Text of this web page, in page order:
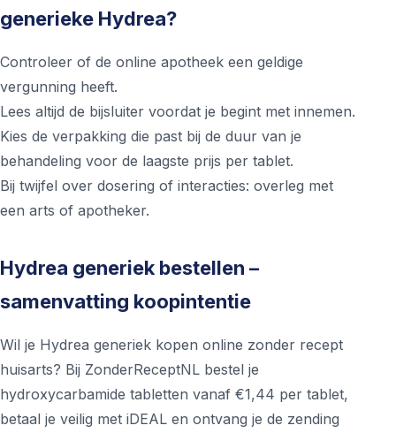
generieke Hydrea?
Controleer of de online apotheek een geldige
vergunning heeft.
Lees altijd de bijsluiter voordat je begint met innemen.
Kies de verpakking die past bij de duur van je
behandeling voor de laagste prijs per tablet.
Bij twijfel over dosering of interacties: overleg met
een arts of apotheker.
Hydrea generiek bestellen –
samenvatting koopintentie
Wil je Hydrea generiek kopen online zonder recept
huisarts? Bij ZonderReceptNL bestel je
hydroxycarbamide tabletten vanaf €1,44 per tablet,
betaal je veilig met iDEAL en ontvang je de zending